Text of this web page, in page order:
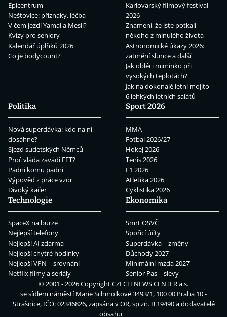
Epicentrum
Neštovice: příznaky, léčba
V čem jezdí Yamal a Mesii?
Kvízy pro seniory
Kalendář úplňků 2026
Co je bodycount?
Karlovarský filmový festival
2026
Znamení, že jste potkali
někoho z minulého života
Astronomické úkazy 2026:
zatmění slunce a další
Jak obléci miminko při
vysokých teplotách?
Jak na dokonalé letní mojito
6 lehkých letních salátů
Politika
Nová superdávka: kdo na ní
dosáhne?
Sjezd sudetských Němců
Proč vláda zavádí EET?
Padni komu padni
Výpověď z práce vzor
Divoký kačer
Sport 2026
MMA
Fotbal 2026/27
Hokej 2026
Tenis 2026
F1 2026
Atletika 2026
Cyklistika 2026
Technologie
SpaceX na burze
Nejlepší telefony
Nejlepší AI zdarma
Nejlepší chytré hodinky
Nejlepší VPN – srovnání
Netflix filmy a seriály
Ekonomika
Smrt OSVČ
Spořicí účty
Superdávka – změny
Důchody 2027
Minimální mzda 2027
Senior Pas – slevy
© 2001 - 2026 CopyrightCZECH NEWS CENTER a.s.
se sídlem náměstí Marie Schmolkové 3493/1, 100 00 Praha 10 -
Strašnice, IČO: 02346826, zapsána v OR, sp.zn. B 19490 a dodavatelé
obsahu